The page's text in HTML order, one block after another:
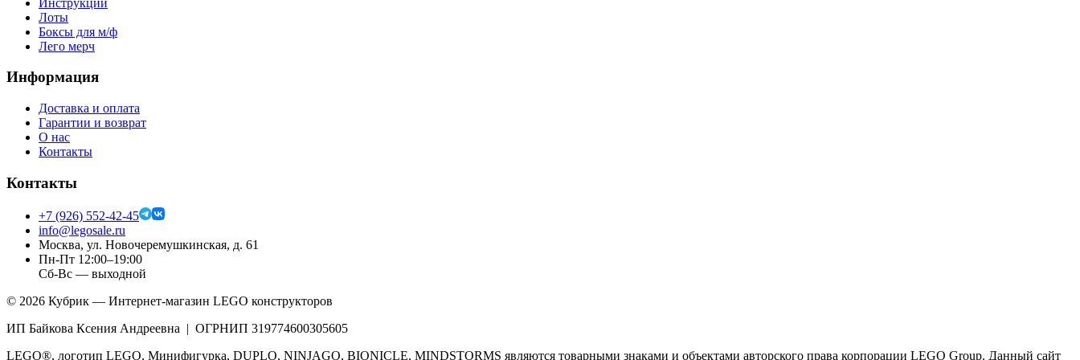
Лоты
Боксы для м/ф
Лего мерч
Информация
Доставка и оплата
Гарантии и возврат
О нас
Контакты
Контакты
+7 (926) 552-42-45
info@legosale.ru
Москва, ул. Новочеремушкинская, д. 61
Пн-Пт 12:00–19:00
Сб-Вс — выходной
© 2026 Кубрик — Интернет-магазин LEGO конструкторов
ИП Байкова Ксения Андреевна | ОГРНИП 319774600305605
LEGO®, логотип LEGO, Минифигурка, DUPLO, NINJAGO, BIONICLE, MINDSTORMS являются товарными знаками и объектами авторского права корпорации LEGO Group. Данный сайт